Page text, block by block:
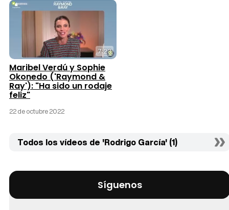
7:23
Maribel Verdú y Sophie
Okonedo ('Raymond &
Ray'): "Ha sido un rodaje
feliz"
22 de octubre 2022
Todos los vídeos de 'Rodrigo García' (1)
Síguenos